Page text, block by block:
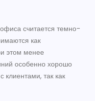
считается темно-
как
этом менее
особенно хорошо
клиентами, так как